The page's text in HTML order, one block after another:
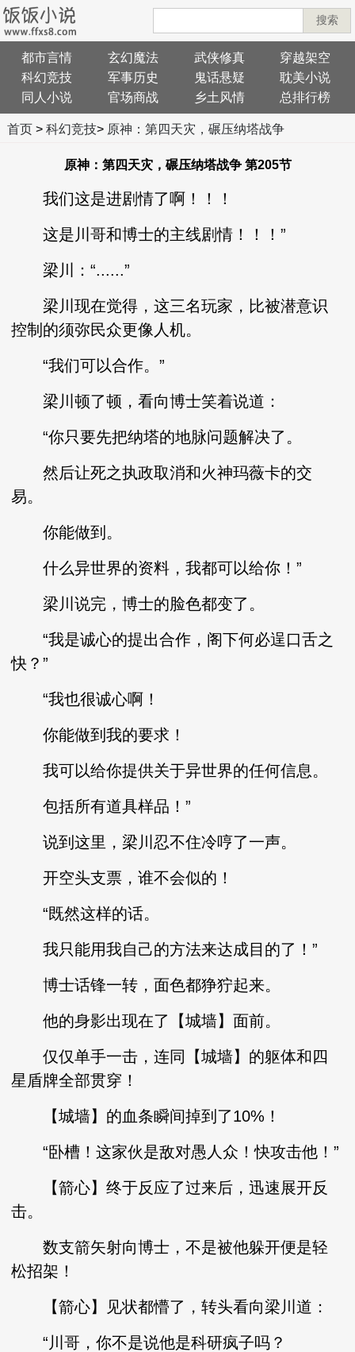
搜索
都市言情 玄幻魔法 武侠修真
穿越架空
科幻竞技
军事历史 鬼话悬疑
耽美小说
同人小说
官场商战 乡土风情 总排行榜
首页> 科幻竞技> 原神：第四天灾，碾压纳塔战争
原神：第四天灾，碾压纳塔战争 第205节
我们这是进剧情了啊！！！
这是川哥和博士的主线剧情！！！”
梁川：“......”
梁川现在觉得，这三名玩家，比被潜意识
控制的须弥民众更像人机。
“我们可以合作。”
梁川顿了顿，看向博士笑着说道：
“你只要先把纳塔的地脉问题解决了。
然后让死之执政取消和火神玛薇卡的交
易。
你能做到。
什么异世界的资料，我都可以给你！”
梁川说完，博士的脸色都变了。
“我是诚心的提出合作，阁下何必逞口舌之
快？”
“我也很诚心啊！
你能做到我的要求！
我可以给你提供关于异世界的任何信息。
包括所有道具样品！”
说到这里，梁川忍不住冷哼了一声。
开空头支票，谁不会似的！
“既然这样的话。
我只能用我自己的方法来达成目的了！”
博士话锋一转，面色都狰狞起来。
他的身影出现在了【城墙】面前。
仅仅单手一击，连同【城墙】的躯体和四
星盾牌全部贯穿！
【城墙】的血条瞬间掉到了10%！
“卧槽！这家伙是敌对愚人众！快攻击他！”
【箭心】终于反应了过来后，迅速展开反
击。
数支箭矢射向博士，不是被他躲开便是轻
松招架！
【箭心】见状都懵了，转头看向梁川道：
“川哥，你不是说他是科研疯子吗？